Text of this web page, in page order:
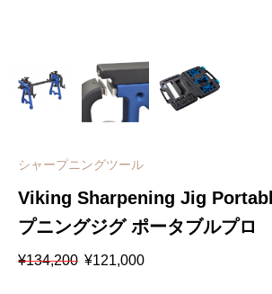
シャープニングツール
Viking Sharpening Jig
プニングジグ ポータブルプロ
¥134,200 元
¥121,000現